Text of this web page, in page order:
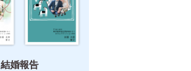
結婚報告